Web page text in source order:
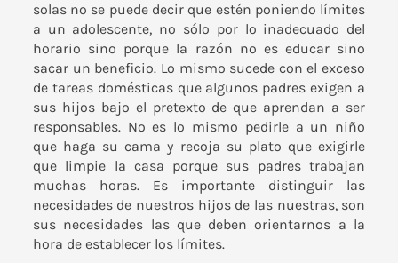
solas no se puede decir que estén poniendo límites
a un adolescente, no sólo por lo inadecuado del
horario sino porque la razón no es educar sino
sacar un beneficio. Lo mismo sucede con el exceso
de tareas domésticas que algunos padres exigen a
sus hijos bajo el pretexto de que aprendan a ser
responsables. No es lo mismo pedirle a un niño
que haga su cama y recoja su plato que exigirle
que limpie la casa porque sus padres trabajan
muchas horas. Es importante distinguir las
necesidades de nuestros hijos de las nuestras, son
sus necesidades las que deben orientarnos a la
hora de establecer los límites.